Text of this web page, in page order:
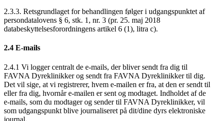
2.3.3. Retsgrundlaget for behandlingen følger i udgangspunktet af
persondatalovens § 6, stk. 1, nr. 3 (pr. 25. maj 2018
databeskyttelsesforordningens artikel 6 (1), litra c).
2.4 E-mails
2.4.1 Vi logger centralt de e-mails, der bliver sendt fra dig til
FAVNA Dyreklinikker og sendt fra FAVNA Dyreklinikker til dig.
Det vil sige, at vi registrerer, hvem e-mailen er fra, at den er sendt til
eller fra dig, hvornår e-mailen er sent og modtaget. Indholdet af de
e-mails, som du modtager og sender til FAVNA Dyreklinikker, vil
som udgangspunkt blive journaliseret på dit/dine dyrs elektroniske
journal.